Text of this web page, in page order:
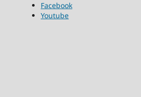
Facebook
Youtube